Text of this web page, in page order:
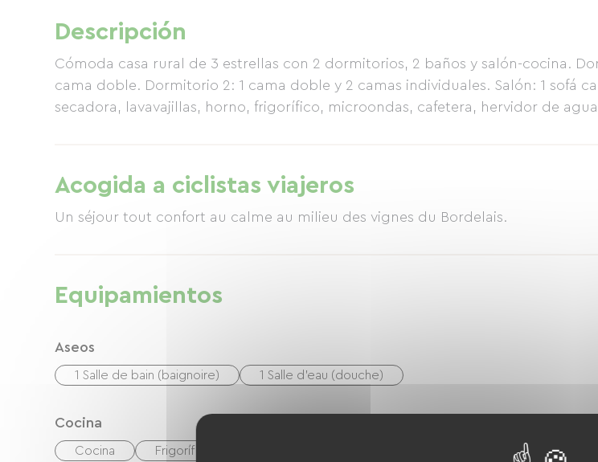
Descripción
Cómoda casa rural de 3 estrellas con 2 dormitorios, 2 baños y salón-cocina.
cama doble. Dormitorio 2: 1 cama doble y 2 camas individuales. Salón: 1 sofá
secadora, lavavajillas, horno, frigorífico, microondas, cafetera, hervidor de
Acogida a ciclistas viajeros
Un séjour tout confort au calme au milieu des vignes du Bordelais.
Equipamientos
Aseos
1 Salle de bain (baignoire) 1 Salle d'eau (douche)
Cocina
Cocina Frigorífico